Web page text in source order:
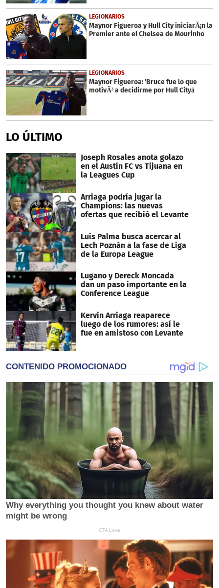
LEGIONARIOS
Maynor Figueroa y Hull City iniciarÃ¡n la
Premier ante el Chelsea de Mourinho
LEGIONARIOS
Maynor Figueroa: 'Bruce fue lo que
motivÃ³ a decidirme por Hull Cityâ
LO ÚLTIMO
Joseph Rosales anota golazo
en el Austin FC vs Tijuana en
la Leagues Cup
Arriaga podría jugar la
Champions: las nuevas
ofertas que recibió el Levante
Luis Palma busca acercar al
Lech Poznán a la fase de Liga
de la Europa League
Lugano y Dereck Moncada
dan un paso importante en la
Conference League
Kervin Arriaga reaparece
luego de los rumores: así le
fue en amistoso con Levante